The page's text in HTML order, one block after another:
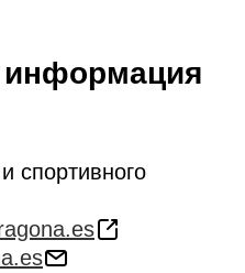
информация
спортивного